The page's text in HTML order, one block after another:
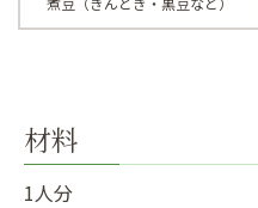
材料
1人分